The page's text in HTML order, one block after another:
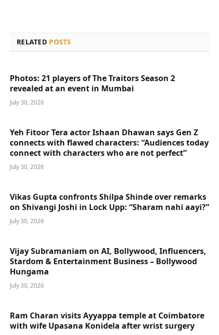
RELATED POSTS
Photos: 21 players of The Traitors Season 2
revealed at an event in Mumbai
July 30, 2026
Yeh Fitoor Tera actor Ishaan Dhawan says Gen Z
connects with flawed characters: “Audiences today
connect with characters who are not perfect”
July 30, 2026
Vikas Gupta confronts Shilpa Shinde over remarks
on Shivangi Joshi in Lock Upp: “Sharam nahi aayi?”
July 30, 2026
Vijay Subramaniam on AI, Bollywood, Influencers,
Stardom & Entertainment Business – Bollywood
Hungama
July 30, 2026
Ram Charan visits Ayyappa temple at Coimbatore
with wife Upasana Konidela after wrist surgery